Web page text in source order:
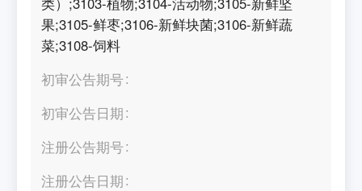
果;3105-鲜枣;3106-新鲜块菌;3106-新鲜蔬
菜;3108-饲料
初审公告期号
初审公告日期
注册公告期号
注册公告日期